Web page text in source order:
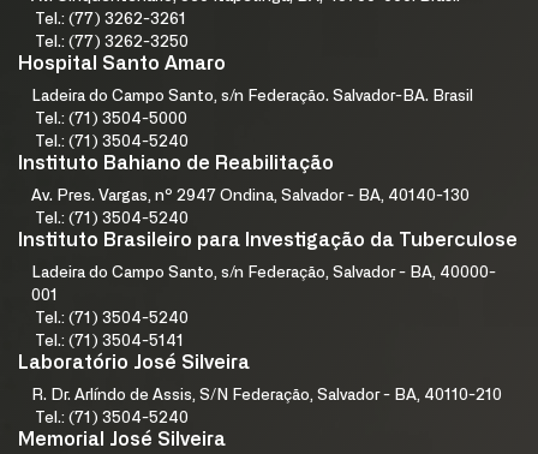
Tel.: (77) 3262-3261
Tel.: (77) 3262-3250
Hospital Santo Amaro
Ladeira do Campo Santo, s/n Federação. Salvador-BA. Brasil
Tel.: (71) 3504-5000
Tel.: (71) 3504-5240
Instituto Bahiano de Reabilitação
Av. Pres. Vargas, nº 2947 Ondina, Salvador - BA, 40140-130
Tel.: (71) 3504-5240
Instituto Brasileiro para Investigação da Tuberculose
Ladeira do Campo Santo, s/n Federação, Salvador - BA, 40000-
001
Tel.: (71) 3504-5240
Tel.: (71) 3504-5141
Laboratório José Silveira
R. Dr. Arlíndo de Assis, S/N Federação, Salvador - BA, 40110-210
Tel.: (71) 3504-5240
Memorial José Silveira